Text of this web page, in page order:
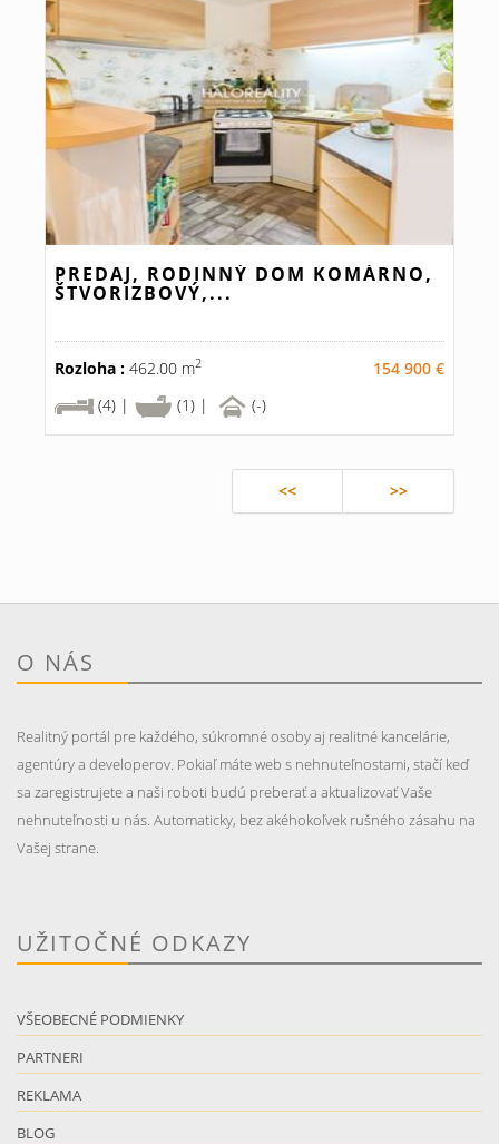
PREDAJ, RODINNÝ DOM KOMÁRNO,
ŠTVORIZBOVÝ,...
Rozloha : 462.00 m2
154 900 €
(4) |
(1) | (-)
<< >>
O NÁS
Realitný portál pre každého, súkromné osoby aj realitné kancelárie,
agentúry a developerov. Pokiaľ máte web s nehnuteľnostami, stačí keď
sa zaregistrujete a naši roboti budú preberať a aktualizovať Vaše
nehnuteľnosti u nás. Automaticky, bez akéhokoľvek rušného zásahu na
Vašej strane.
UŽITOČNÉ ODKAZY
VŠEOBECNÉ PODMIENKY
PARTNERI
REKLAMA
BLOG